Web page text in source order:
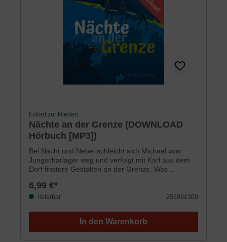
nach dem gleichnamigen Buch, gelesen von Hanno
Eckart zur Nieden
Nächte an der Grenze (DOWNLOAD
Hörbuch [MP3])
Bei Nacht und Nebel schleicht sich Michael vom
Jungscharlager weg und verfolgt mit Karl aus dem
Dorf finstere Gestalten an der Grenze. Was
nehmen die Fährte auf, doch plötzlich stecken sie in
einer gefährlich-komplizierten Situation und suchen
bisher, oder ist an dem frommen Zeug aus der
Jungschar doch was dran?Ab 8 JahrenSprecher:
6,99 €*
lieferbar 256991300
In den Warenkorb